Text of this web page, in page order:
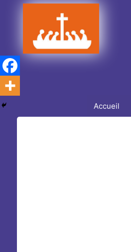
contenu
Accueil